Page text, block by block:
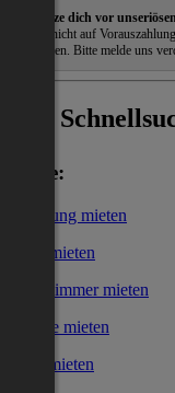
Schütze dich vor
Gehe nicht auf
zu haben. Bitte melde uns
Miete:
Wohnung mieten
Haus mieten
WG-Zimmer mieten
Garage mieten
Büro mieten